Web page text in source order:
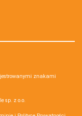
znakami
sp. z o.o.